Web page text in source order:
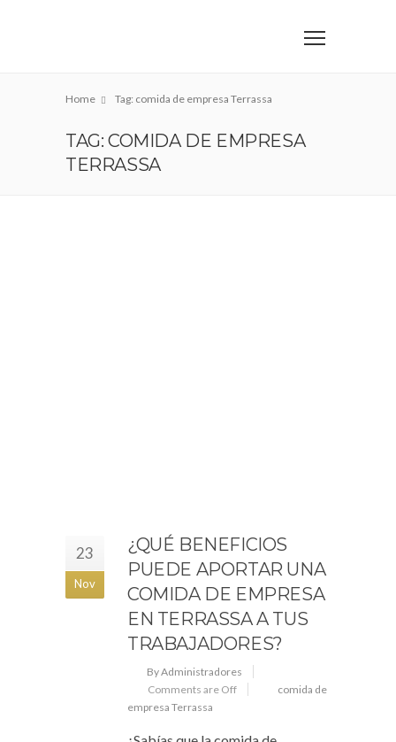
Home Tag: comida de empresa Terrassa
TAG: COMIDA DE EMPRESA
TERRASSA
23
Nov
¿QUÉ BENEFICIOS
PUEDE APORTAR UNA
COMIDA DE EMPRESA
EN TERRASSA A TUS
TRABAJADORES?
By Administradores
Comments are Off
comida de
empresa Terrassa